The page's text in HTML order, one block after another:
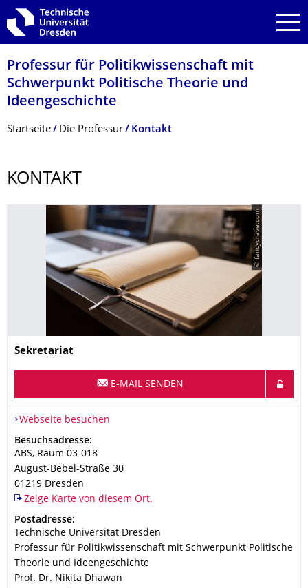
Zur Hauptnavigation springen
Zur Suche springen
Zum Inhalt springen
Professur für Politikwissen­schaft mit
Schwerpunkt Politische Theorie und
Ideengeschichte
Breadcrumb-Menü
Startseite Die Professur Kontakt
KONTAKT
© fancycrave.com
Name
Sekretariat
E-MAIL SENDEN
Webseite besuchen
Adresse
Besuchsadresse:
ABS, Raum 03-018
August-Bebel-Straße 30
01219 Dresden
Zeige Karte von diesem Ort.
Adresse
Postadresse:
Technische Universität Dresden
Professur für Politikwis­senschaft mit Schwerpunkt Politische
Theorie und Ideenge­schichte
Prof. Dr. Nikita Dhawan